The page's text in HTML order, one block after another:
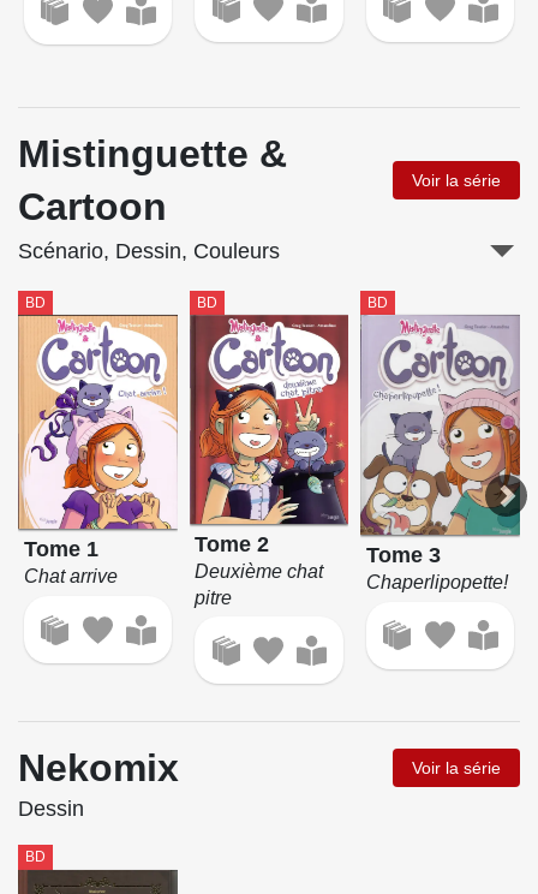
Mistinguette &
Cartoon
Voir la série
Scénario, Dessin, Couleurs
BD
Tome 1
Chat arrive
BD
Tome 2
Deuxième chat
pitre
BD
Tome 3
Chaperlipopette!
Nekomix Voir la série
Dessin
BD